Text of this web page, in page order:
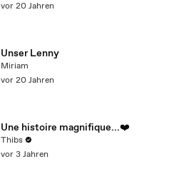
vor 20 Jahren
Unser Lenny
Miriam
vor 20 Jahren
Une histoire magnifique...❤️
Thibs
vor 3 Jahren